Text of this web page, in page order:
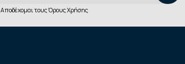
Αποδέχομαι τουςΌρους Χρήσης